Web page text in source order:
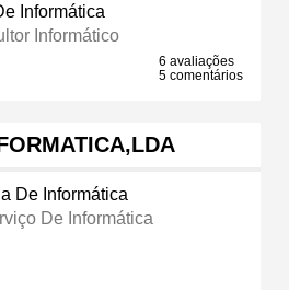
Informática
Informático
6 avaliações
5 comentários
De Informática
De Informática